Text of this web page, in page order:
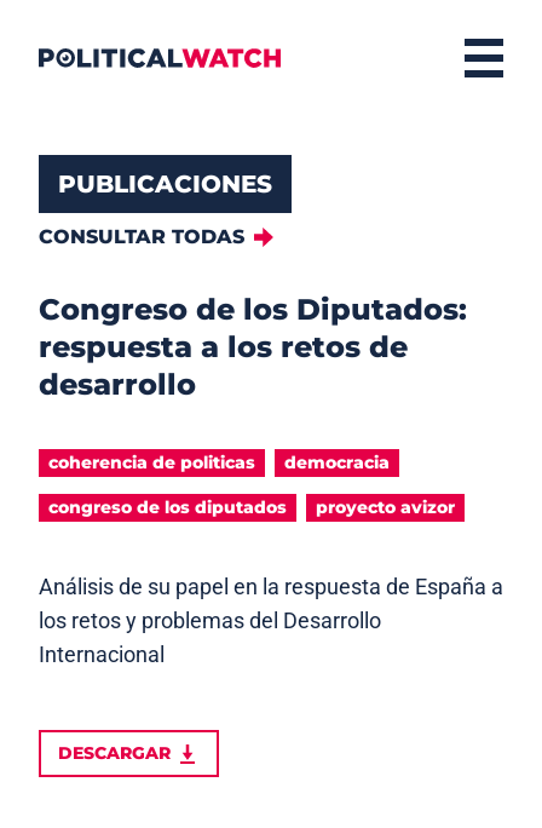
PUBLICACIONES
CONSULTAR TODAS
Congreso de los Diputados:
respuesta a los retos de
desarrollo
coherencia de politicas democracia
congreso de los diputados proyecto avizor
Análisis de su papel en la respuesta de España a
los retos y problemas del Desarrollo
Internacional
DESCARGAR